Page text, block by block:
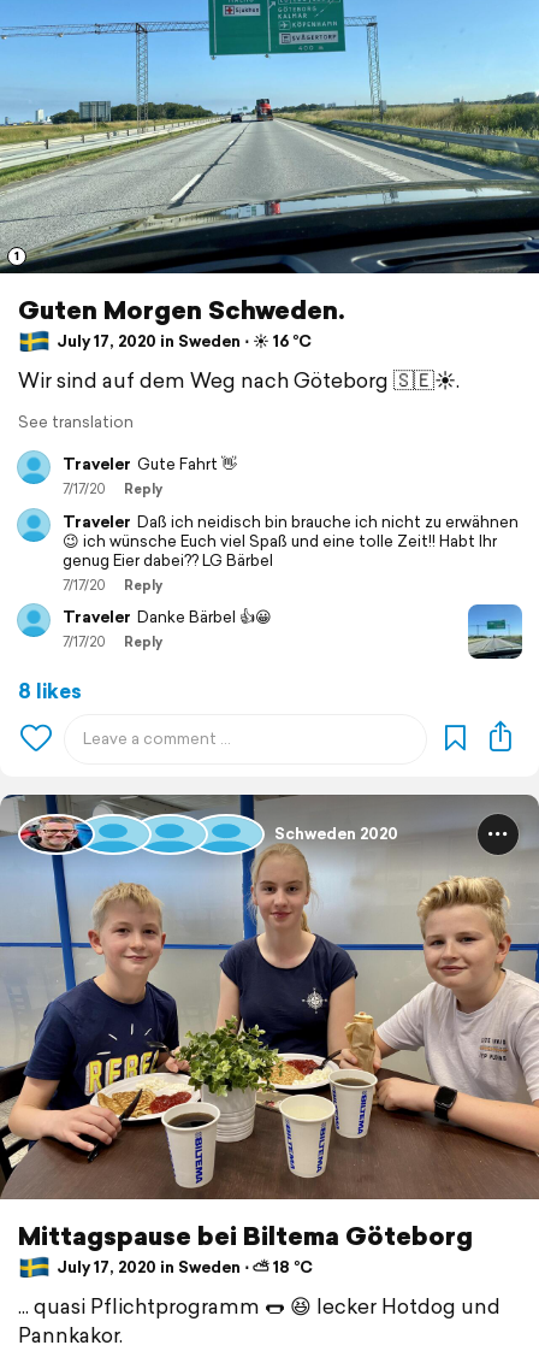
1
Guten Morgen Schweden.
July 17, 2020 in Sweden ⋅ ☀️ 16 °C
Wir sind auf dem Weg nach Göteborg 🇸🇪☀️.
See translation
Traveler Gute Fahrt 👋
7/17/20 Reply
Traveler Daß ich neidisch bin brauche ich nicht zu erwähnen
😉 ich wünsche Euch viel Spaß und eine tolle Zeit!! Habt Ihr
genug Eier dabei?? LG Bärbel
7/17/20 Reply
Traveler Danke Bärbel 👍😀
7/17/20 Reply
8 likes
Schweden 2020
Mittagspause bei Biltema Göteborg
July 17, 2020 in Sweden ⋅ ⛅ 18 °C
... quasi Pflichtprogramm 🌭 😆 lecker Hotdog und
Pannkakor.